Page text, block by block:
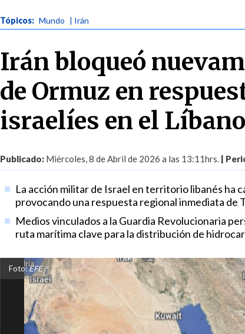
Tópicos: Mundo | Irán
Irán bloqueó
de Ormuz en
israelíes en el Líbano
Publicado: Miércoles, 8 de Abril de 2026 a las 13:11hrs. |
La acción militar de Israel en territorio libanés ha
provocando una respuesta regional inmediata de
Medios vinculados a la Guardia Revolucionaria
ruta marítima clave para la distribución de
Foto:EFE